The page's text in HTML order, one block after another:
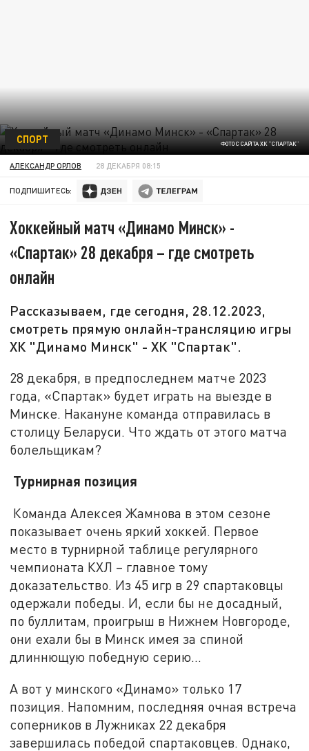
ФОТО С САЙТА ХК "СПАРТАК"
СПОРТ
АЛЕКСАНДР ОРЛОВ 28 ДЕКАБРЯ 08:15
ПОДПИШИТЕСЬ:
Хоккейный матч «Динамо Минск» -
«Спартак» 28 декабря – где смотреть
онлайн
Рассказываем, где сегодня, 28.12.2023,
смотреть прямую онлайн-трансляцию игры
ХК "Динамо Минск" - ХК "Спартак".
28 декабря, в предпоследнем матче 2023
года, «Спартак» будет играть на выезде в
Минске. Накануне команда отправилась в
столицу Беларуси. Что ждать от этого матча
болельщикам?
Турнирная позиция
Команда Алексея Жамнова в этом сезоне
показывает очень яркий хоккей. Первое
место в турнирной таблице регулярного
чемпионата КХЛ – главное тому
доказательство. Из 45 игр в 29 спартаковцы
одержали победы. И, если бы не досадный,
по буллитам, проигрыш в Нижнем Новгороде,
они ехали бы в Минск имея за спиной
длиннющую победную серию…
А вот у минского «Динамо» только 17
позиция. Напомним, последняя очная встреча
соперников в Лужниках 22 декабря
завершилась победой спартаковцев. Однако,